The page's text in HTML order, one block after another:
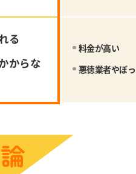
る
からな
料金が高い
悪徳業者やぼ